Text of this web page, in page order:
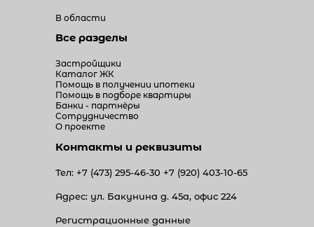
В области
Все разделы
Застройщики
Каталог ЖК
Помощь в получении ипотеки
Помощь в подборе квартиры
Банки - партнёры
Сотрудничество
О проекте
Контакты и реквизиты
Тел: +7 (473) 295-46-30 +7 (920) 403-10-65
Адрес: ул. Бакунина д. 45а, офис 224
Регистрационные данные